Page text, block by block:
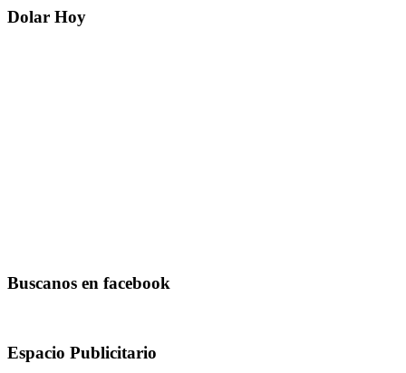
Dolar Hoy
Buscanos en facebook
Espacio Publicitario